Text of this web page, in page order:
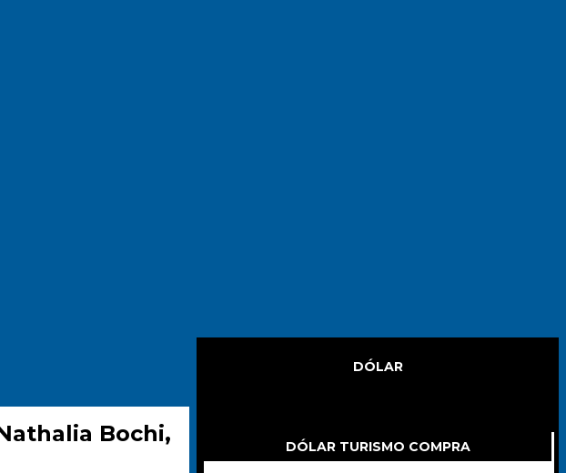
Bochi,
DÓLAR
DÓLAR TURISMO COMPRA